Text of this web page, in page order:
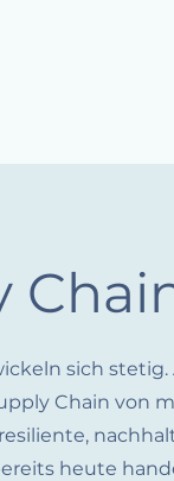
sich
Chain von
heute